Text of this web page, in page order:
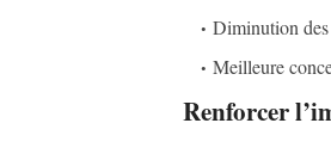
Diminution
Meilleure
Renforcer